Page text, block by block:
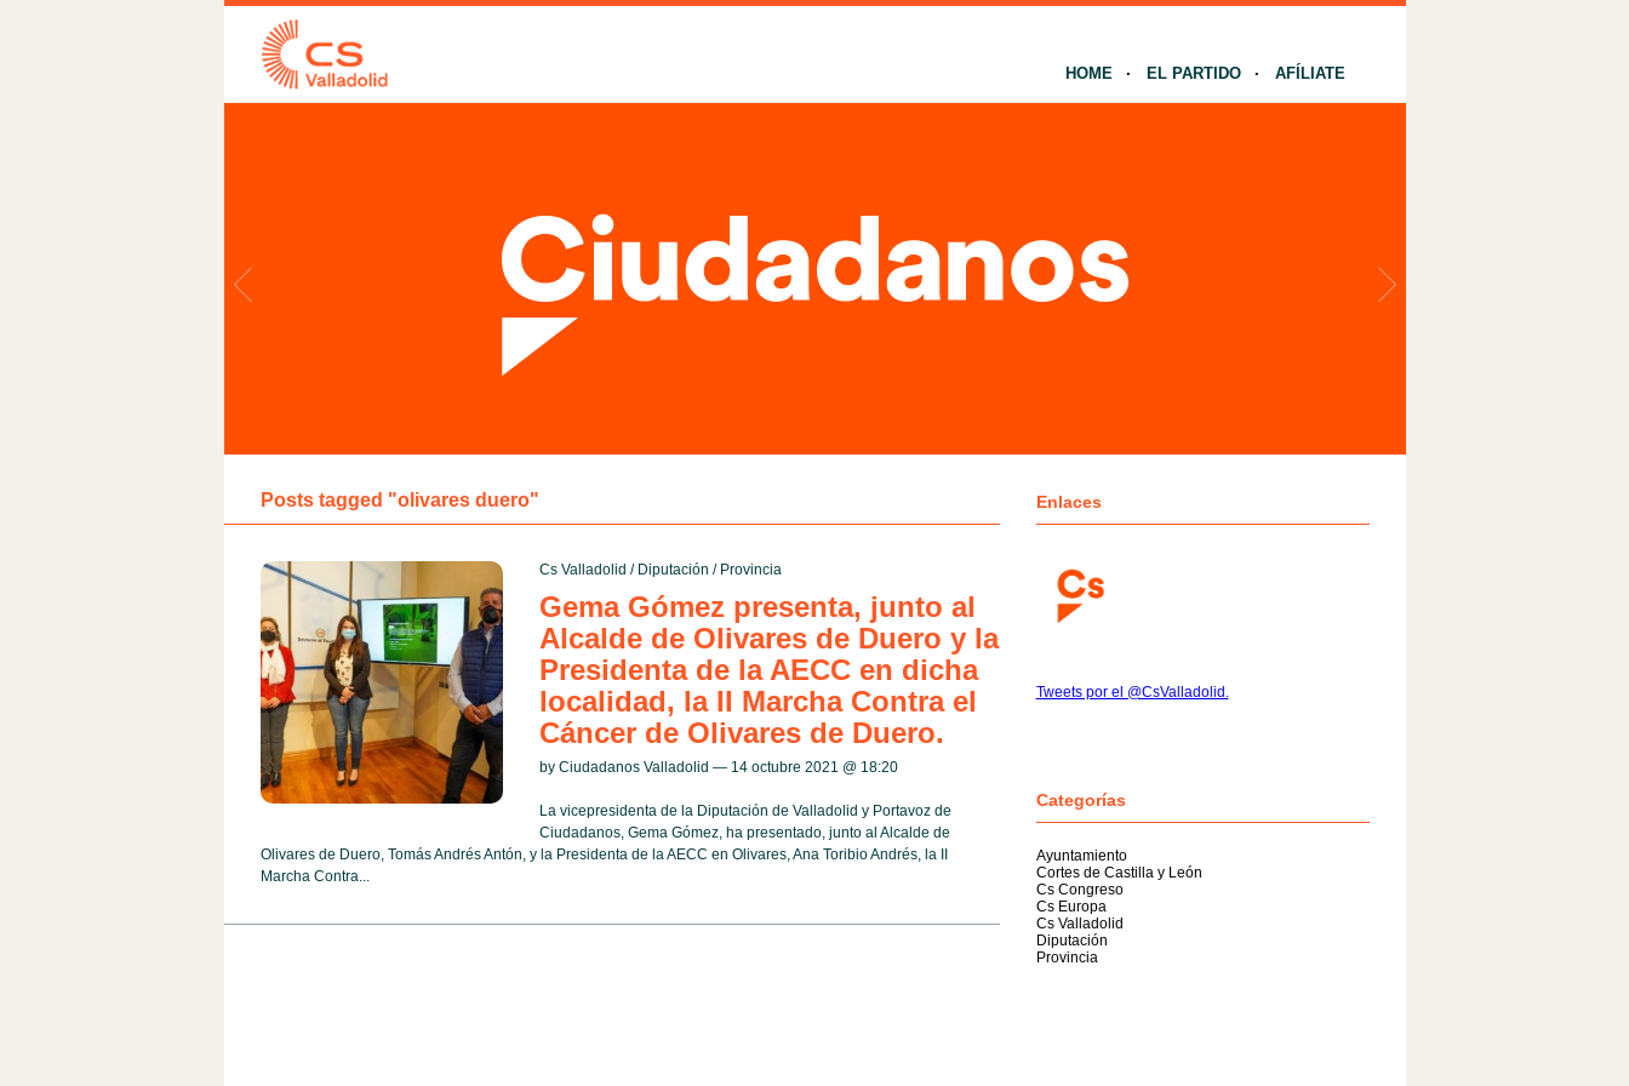
HOME EL PARTIDO AFÍLIATE
Posts tagged "olivares duero"
Cs Valladolid / Diputación / Provincia
Gema Gómez presenta, junto al
Alcalde de Olivares de Duero y la
Presidenta de la AECC en dicha
localidad, la II Marcha Contra el
Cáncer de Olivares de Duero.
by Ciudadanos Valladolid — 14 octubre 2021 @ 18:20
La vicepresidenta de la Diputación de Valladolid y Portavoz de
Ciudadanos, Gema Gómez, ha presentado, junto al Alcalde de
Olivares de Duero, Tomás Andrés Antón, y la Presidenta de la AECC en Olivares, Ana Toribio Andrés, la II
Marcha Contra...
Enlaces
Tweets por el @CsValladolid.
Categorías
Ayuntamiento
Cortes de Castilla y León
Cs Congreso
Cs Europa
Cs Valladolid
Diputación
Provincia